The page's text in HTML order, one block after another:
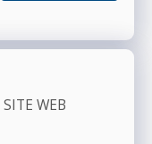
SITE WEB